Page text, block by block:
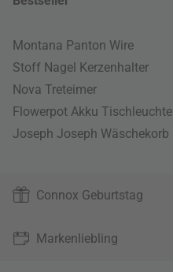
Montana Panton Wire
Stoff Nagel Kerzenhalter
Nova Treteimer
Flowerpot Akku Tischleuchte
Joseph Joseph Wäschekorb
Connox Geburtstag
Markenliebling